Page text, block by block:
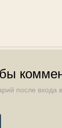
после входа в